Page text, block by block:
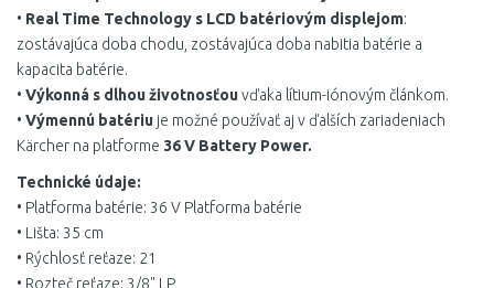
• Real Time Technology s LCD batériovým displejom:
zostávajúca doba chodu, zostávajúca doba nabitia batérie a
kapacita batérie.
• Výkonná s dlhou životnosťouvďaka lítium-iónovým článkom.
• Výmennú batériu je možné používať aj v ďalších zariadeniach
Kärcher na platforme 36 V Battery Power.
Technické údaje:
• Platforma batérie: 36 V Platforma batérie
• Lišta: 35 cm
• Rýchlosť reťaze: 21
• Rozteč reťaze: 3/8" LP